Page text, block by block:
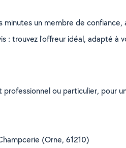
minutes un membre de confiance,
: trouvez l'offreur idéal, adapté à
ou particulier, pour
(Orne, 61210)